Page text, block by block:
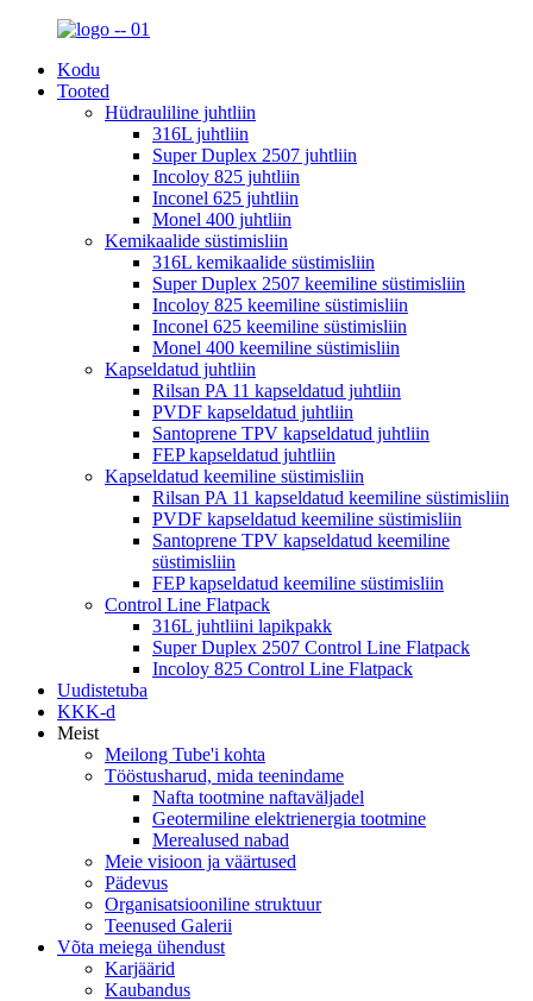
Kodu
Tooted
Hüdrauliline juhtliin
316L juhtliin
Super Duplex 2507 juhtliin
Incoloy 825 juhtliin
Inconel 625 juhtliin
Monel 400 juhtliin
Kemikaalide süstimisliin
316L kemikaalide süstimisliin
Super Duplex 2507 keemiline süstimisliin
Incoloy 825 keemiline süstimisliin
Inconel 625 keemiline süstimisliin
Monel 400 keemiline süstimisliin
Kapseldatud juhtliin
Rilsan PA 11 kapseldatud juhtliin
PVDF kapseldatud juhtliin
Santoprene TPV kapseldatud juhtliin
FEP kapseldatud juhtliin
Kapseldatud keemiline süstimisliin
Rilsan PA 11 kapseldatud keemiline süstimisliin
PVDF kapseldatud keemiline süstimisliin
Santoprene TPV kapseldatud keemiline
süstimisliin
FEP kapseldatud keemiline süstimisliin
Control Line Flatpack
316L juhtliini lapikpakk
Super Duplex 2507 Control Line Flatpack
Incoloy 825 Control Line Flatpack
Uudistetuba
KKK-d
Meist
Meilong Tube'i kohta
Tööstusharud, mida teenindame
Nafta tootmine naftaväljadel
Geotermiline elektrienergia tootmine
Merealused nabad
Meie visioon ja väärtused
Pädevus
Organisatsiooniline struktuur
Teenused Galerii
Võta meiega ühendust
Karjäärid
Kaubandus